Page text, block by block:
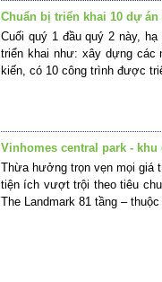
Chuẩn bị triển khai 10 dự
Cuối quý 1 đầu quý 2 này,
triển khai như: xây dựng các
kiến, có 10 công trình được
Vinhomes central park -
Thừa hưởng trọn vẹn mọi giá
tiện ích vượt trội theo tiêu
The Landmark 81 tầng –